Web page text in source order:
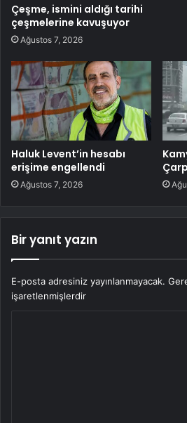
Çeşme, ismini aldığı tarihi
çeşmelerine kavuşuyor
Ağustos 7, 2026
Haluk Levent’in hesabı
erişime engellendi
Ağustos 7, 2026
Bir yanıt yazın
E-posta adresiniz yayınlanmayacak.
işaretlenmişlerdir